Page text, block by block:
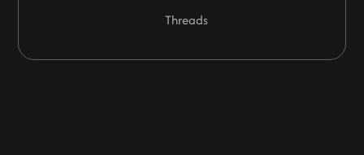
Threads